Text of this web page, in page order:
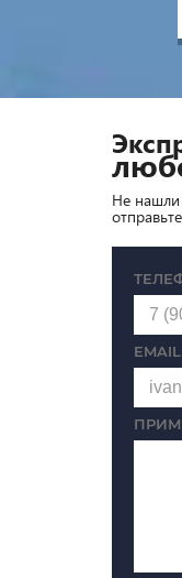
Не нашли
EMAIL